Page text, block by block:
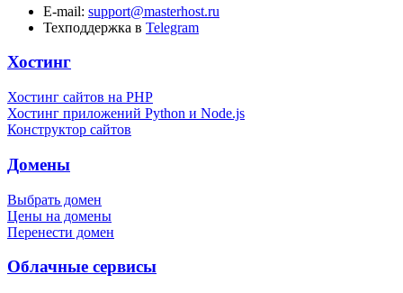
E-mail: support@masterhost.ru
Техподдержка в Telegram
Хостинг
Хостинг сайтов на PHP
Хостинг приложений Python и Node.js
Конструктор сайтов
Домены
Выбрать домен
Цены на домены
Перенести домен
Облачные сервисы